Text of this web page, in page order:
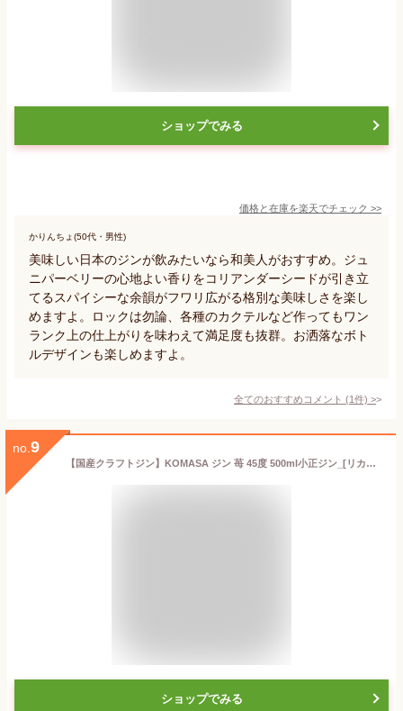
ショップでみる
価格と在庫を楽天でチェック >>
かりんちょ(50代・男性)
美味しい日本のジンが飲みたいなら和美人がおすすめ。ジュ
ニパーベリーの心地よい香りをコリアンダーシードが引き立
てるスパイシーな余韻がフワリ広がる格別な美味しさを楽し
めますよ。ロックは勿論、各種のカクテルなど作ってもワン
ランク上の仕上がりを味わえて満足度も抜群。お洒落なボト
ルデザインも楽しめますよ。
全てのおすすめコメント (1件) >
no. 9
【国産クラフトジン】KOMASA ジン 苺 45度 500ml小正ジン_[リカーズベスト]_[全品ヤマト宅急便配送]スピリッツ カクテル
ショップでみる